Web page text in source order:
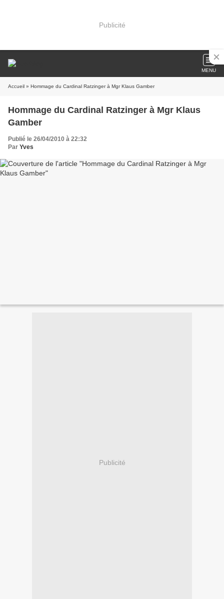
Publicité
MENU
Accueil » Hommage du Cardinal Ratzinger à Mgr Klaus Gamber
Hommage du Cardinal Ratzinger à Mgr Klaus
Gamber
Publié le 26/04/2010 à 22:32
Par Yves
Publicité